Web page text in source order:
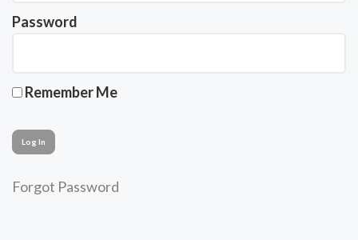
Password
Remember Me
Forgot Password